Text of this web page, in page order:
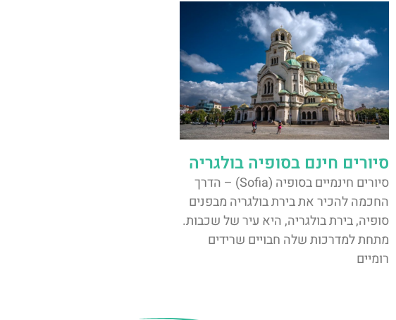
סיורים חינם בסופיה בולגריה
סיורים חינמיים בסופיה (Sofia) – הדרך
החכמה להכיר את בירת בולגריה מבפנים
סופיה, בירת בולגריה, היא עיר של שכבות.
מתחת למדרכות שלה חבויים שרידים
רומיים